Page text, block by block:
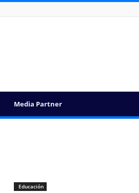
Media Partner
Educación